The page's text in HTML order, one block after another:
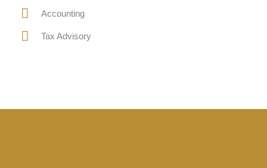
Accounting
Tax Advisory